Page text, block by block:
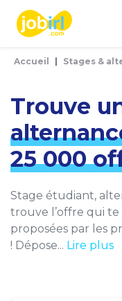
Accueil Stages &
Trouve
25 000
Stage étudiant,
trouve l’offre qui
proposées par les
! Dépose... Lire plus
Panneau de gestion